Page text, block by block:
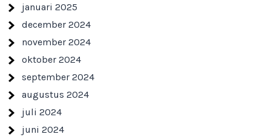
januari 2025
december 2024
november 2024
oktober 2024
september 2024
augustus 2024
juli 2024
juni 2024